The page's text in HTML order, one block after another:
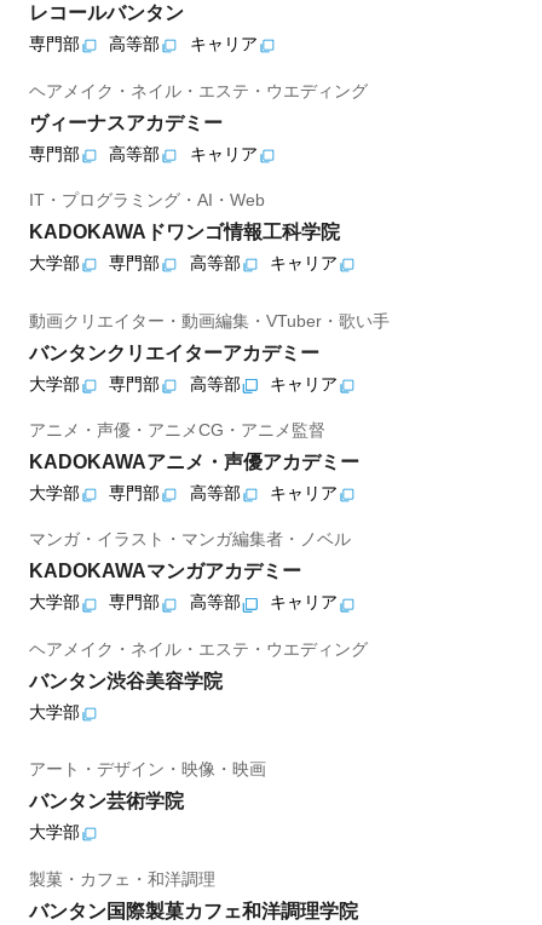
レコールバンタン
専門部 高等部 キャリア
ヘアメイク・ネイル・エステ・ウエディング
ヴィーナスアカデミー
専門部 高等部 キャリア
IT・プログラミング・AI・Web
KADOKAWAドワンゴ情報工科学院
大学部 専門部 高等部 キャリア
動画クリエイター・動画編集・VTuber・歌い手
バンタンクリエイターアカデミー
大学部 専門部 高等部 キャリア
アニメ・声優・アニメCG・アニメ監督
KADOKAWAアニメ・声優アカデミー
大学部 専門部 高等部 キャリア
マンガ・イラスト・マンガ編集者・ノベル
KADOKAWAマンガアカデミー
大学部 専門部 高等部 キャリア
ヘアメイク・ネイル・エステ・ウエディング
バンタン渋谷美容学院
大学部
アート・デザイン・映像・映画
バンタン芸術学院
大学部
製菓・カフェ・和洋調理
バンタン国際製菓カフェ和洋調理学院